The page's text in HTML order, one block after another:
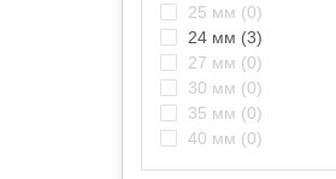
25 мм (0)
24 мм (3)
27 мм (0)
30 мм (0)
35 мм (0)
40 мм (0)